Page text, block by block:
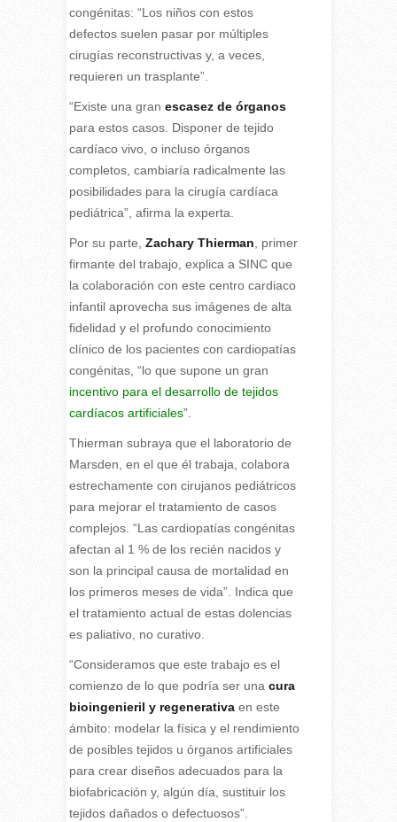
congénitas: “Los niños con estos
defectos suelen pasar por múltiples
cirugías reconstructivas y, a veces,
requieren un trasplante”.
“Existe una gran escasez de órganos
para estos casos. Disponer de tejido
cardíaco vivo, o incluso órganos
completos, cambiaría radicalmente las
posibilidades para la cirugía cardíaca
pediátrica”, afirma la experta.
Por su parte, Zachary Thierman, primer
firmante del trabajo, explica a SINC que
la colaboración con este centro cardiaco
infantil aprovecha sus imágenes de alta
fidelidad y el profundo conocimiento
clínico de los pacientes con cardiopatías
congénitas, “lo que supone un gran
incentivo para el desarrollo de tejidos
cardíacos artificiales”.
Thierman subraya que el laboratorio de
Marsden, en el que él trabaja, colabora
estrechamente con cirujanos pediátricos
para mejorar el tratamiento de casos
complejos. “Las cardiopatías congénitas
afectan al 1 % de los recién nacidos y
son la principal causa de mortalidad en
los primeros meses de vida”. Indica que
el tratamiento actual de estas dolencias
es paliativo, no curativo.
“Consideramos que este trabajo es el
comienzo de lo que podría ser unacura
bioingenieril y regenerativaen este
ámbito: modelar la física y el rendimiento
de posibles tejidos u órganos artificiales
para crear diseños adecuados para la
biofabricación y, algún día, sustituir los
tejidos dañados o defectuosos”.